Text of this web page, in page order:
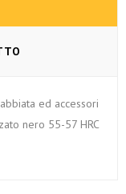
ed accessori
nero 55-57 HRC